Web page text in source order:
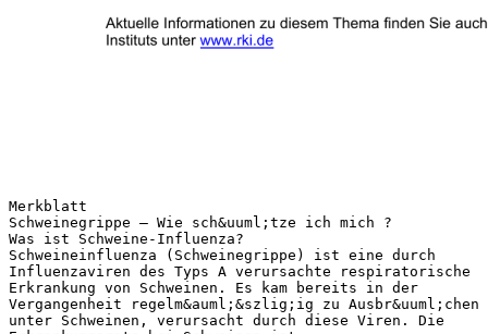
Merkblatt
Schweinegrippe – Wie sch&uuml;tze ich mich ?
Was ist Schweine-Influenza?
Schweineinfluenza (Schweinegrippe) ist eine durch
Influenzaviren des Typs A verursachte respiratorische
Erkrankung von Schweinen. Es kam bereits in der
Vergangenheit regelm&auml;&szlig;ig zu Ausbr&uuml;chen
unter Schweinen, verursacht durch diese Viren. Die